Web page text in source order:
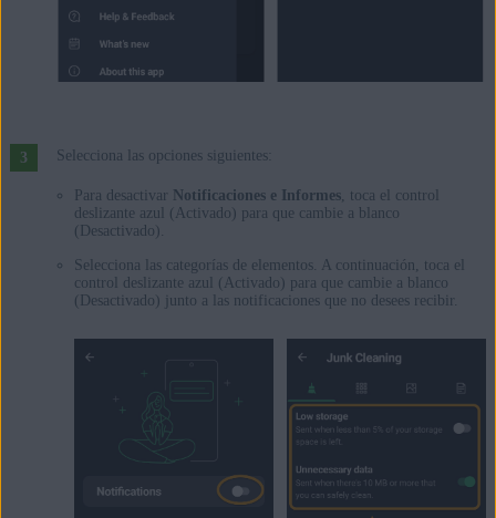
Selecciona las opciones siguientes:
Para desactivar Notificaciones e Informes, toca el control
deslizante azul (Activado) para que cambie a blanco
(Desactivado).
Selecciona las categorías de elementos. A continuación, toca el
control deslizante azul (Activado) para que cambie a blanco
(Desactivado) junto a las notificaciones que no desees recibir.